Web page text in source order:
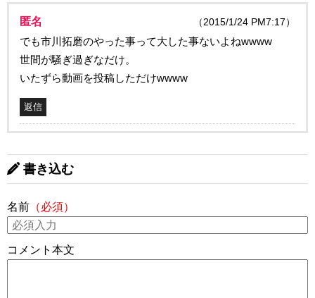
匿名 （2015/1/24 PM7:17）
でも市川拓磨のやった事って大した事ないよねwwww
世間が騒ぎ過ぎなだけ。
いたずら動画を投稿しただけwwww
返信
書き込む
名前 （必須）
コメント本文